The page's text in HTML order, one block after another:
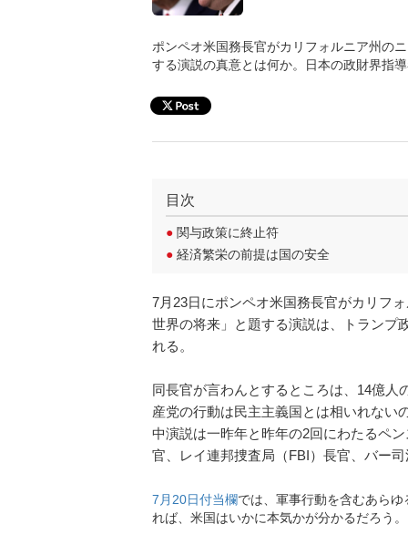
ポンペオ米国務長官がカリフォルニア州の
する演説の真意とは何か。日本の政財界指
目次
● 関与政策に終止符
● 経済繁栄の前提は国の安全
7月23日にポンペオ米国務長官がカリフ
世界の将来」と題する演説は、トランプ
れる。
同長官が言わんとするところは、14億
産党の行動は民主主義国とは相いれない
中演説は一昨年と昨年の2回にわたるペ
官、レイ連邦捜査局（FBI）長官、バー
7月20日付当欄では、軍事行動を含むあら
れば、米国はいかに本気かが分かるだろう。